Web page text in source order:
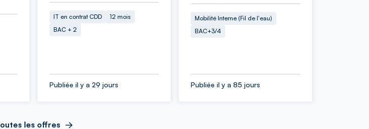
IT en contrat CDD
12 mois
BAC + 2
Publiée il y a 29 jours
Mobilité Interne (Fil de l'eau)
BAC+3/4
Publiée il y a 85 jours
les offres